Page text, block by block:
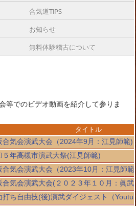
合気道TIPS
お知らせ
無料体験稽古について
等でのビデオ動画を紹介して参りま
タイトル
合気会演武大会（2024年9月：江見師範)
５年高槻市演武大祭(江見師範)
合気会演武大会（2023年10月：江見師範
合気会演武大会(２０２３年１０月：眞武
打ち自由技(後)演武ダイジェスト（